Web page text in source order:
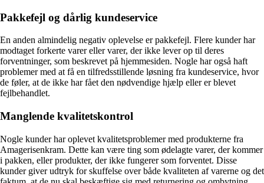
Pakkefejl og dårlig kundeservice
En anden almindelig negativ oplevelse er pakkefejl. Flere kunder har
modtaget forkerte varer eller varer, der ikke lever op til deres
forventninger, som beskrevet på hjemmesiden. Nogle har også haft
problemer med at få en tilfredsstillende løsning fra kundeservice, hvor
de føler, at de ikke har fået den nødvendige hjælp eller er blevet
fejlbehandlet.
Manglende kvalitetskontrol
Nogle kunder har oplevet kvalitetsproblemer med produkterne fra
Amagerisenkram. Dette kan være ting som ødelagte varer, der kommer
i pakken, eller produkter, der ikke fungerer som forventet. Disse
kunder giver udtryk for skuffelse over både kvaliteten af varerne og det